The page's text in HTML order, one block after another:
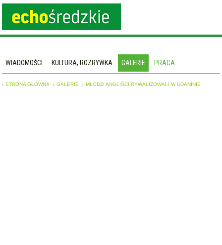
WIADOMOŚCI KULTURA, ROZRYWKA GALERIE PRACA
STRONA GŁÓWNA GALERIE MŁODZI ANGLIŚCI RYWALIZOWALI W UDANINIE